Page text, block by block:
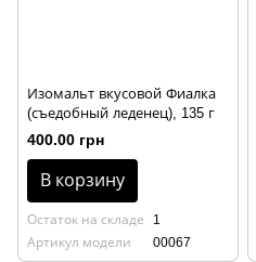
Изомальт вкусовой Фиалка
(съедобный леденец), 135 г
400.00 грн
В корзину
Остаток на складе
1
Артикул модели
00067